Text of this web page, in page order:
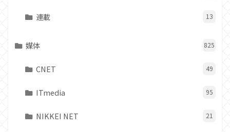
連載 13
媒体 825
CNET 49
ITmedia 95
NIKKEI NET 21